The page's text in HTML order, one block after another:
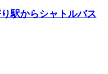
駅からシャトルバス